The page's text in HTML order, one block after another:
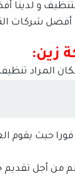
و لدينا
أفضل
زين:
المراد
فورا حيث
من أجل
أسباب و